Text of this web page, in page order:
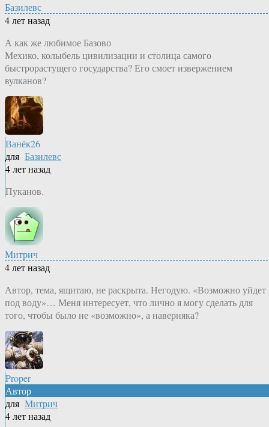
Базилевс
4 лет назад
А как же любимое Базово
Мехико, колыбель цивилизации и столица самого
быстрорастущего государства? Его смоет извержением
вулканов?
Ванёк26
для Базилевс
4 лет назад
Пуканов.
Митрич
4 лет назад
Автор, тема, ящитаю, не раскрыта. Негодую. «Возможно уйдет
под воду»… Меня интересует, что лично я могу сделать для
того, чтобы было не «возможно», а наверняка?
Proper
Автор
для Митрич
4 лет назад